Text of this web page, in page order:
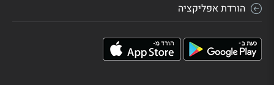
הורדת אפליקציה